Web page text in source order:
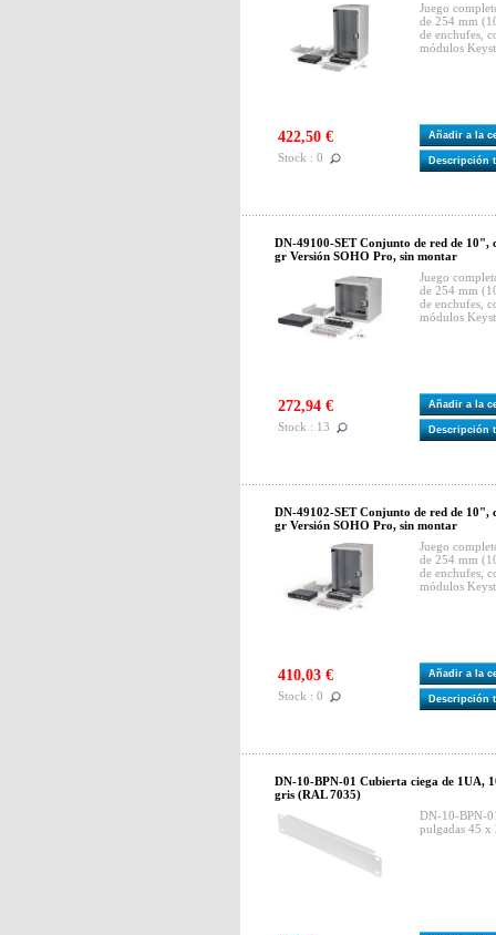
Juego
de 254 mm
de enchufes,
módulos
422,50 €
Stock : 0
Añadir a la
Descripción
DN-49100-SET Conjunto de red de 10",
gr Versión SOHO Pro, sin montar
Juego
de 254 mm
de enchufes,
módulos
272,94 €
Stock : 13
Añadir a la
Descripción
DN-49102-SET Conjunto de red de 10",
gr Versión SOHO Pro, sin montar
Juego
de 254 mm
de enchufes,
módulos
410,03 €
Stock : 0
Añadir a la
Descripción
DN-10-BPN-01 Cubierta ciega de 1UA,
gris (RAL 7035)
DN-10-BPN-
pulgadas 45